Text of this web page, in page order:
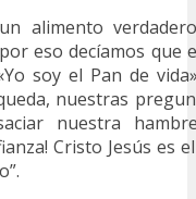
alimento
eso decíamos que
soy el Pan de
nuestras
nuestra
Cristo Jesús es